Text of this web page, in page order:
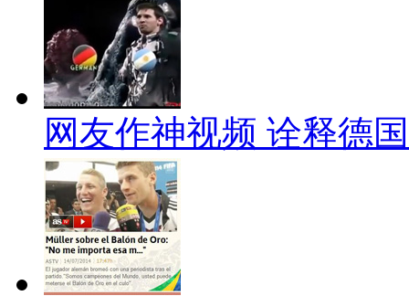
网友作神视频 诠释德